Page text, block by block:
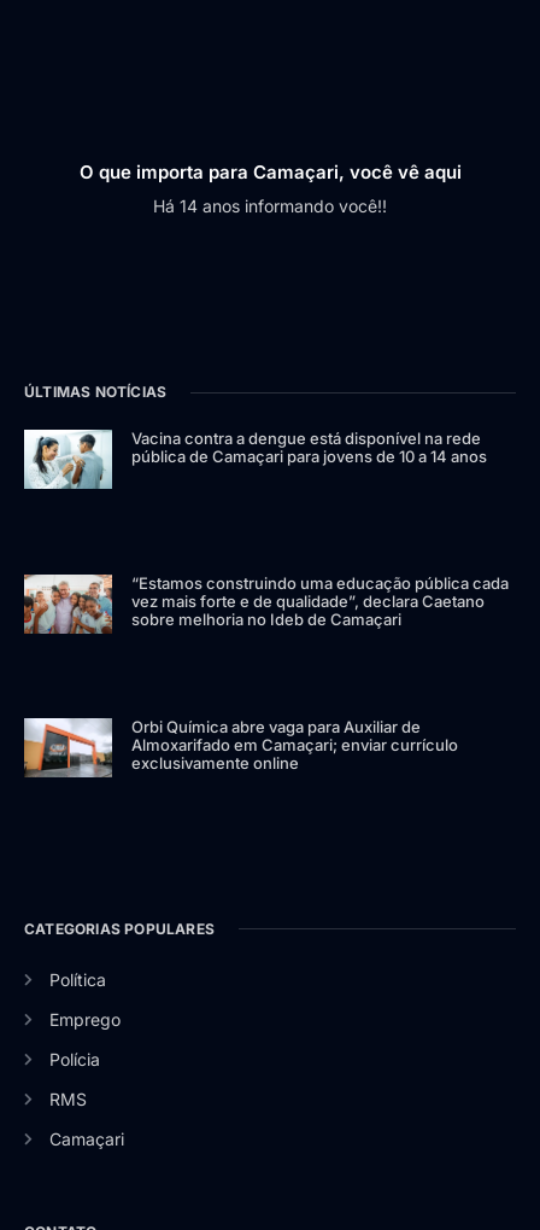
O que importa para Camaçari, você vê aqui
Há 14 anos informando você!!
ÚLTIMAS NOTÍCIAS
Vacina contra a dengue está disponível na rede
pública de Camaçari para jovens de 10 a 14 anos
“Estamos construindo uma educação pública cada
vez mais forte e de qualidade”, declara Caetano
sobre melhoria no Ideb de Camaçari
Orbi Química abre vaga para Auxiliar de
Almoxarifado em Camaçari; enviar currículo
exclusivamente online
CATEGORIAS POPULARES
Política
Emprego
Polícia
RMS
Camaçari